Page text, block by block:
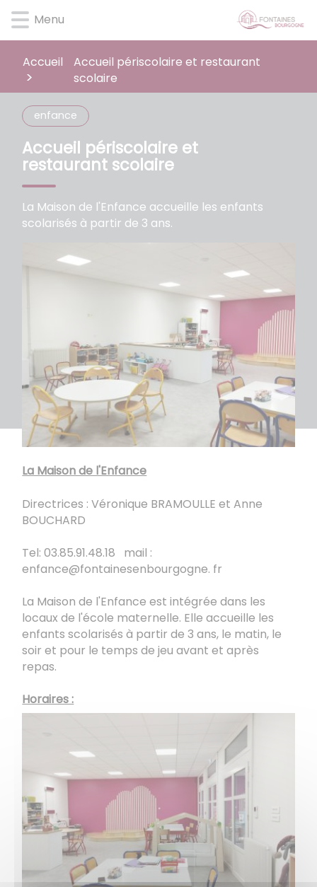
Lien
d'accès
rapide
menu
Lien
d'accès
rapide
contenu
principal
Lien
d'accès
rapide
recherche
Lien
d'accès
rapide
de
page
Menu
Accueil
Accueil périscolaire et restaurant
scolaire
enfance
Accueil périscolaire et
restaurant scolaire
La Maison de l'Enfance accueille les enfants
scolarisés à partir de 3 ans.
La Maison de l'Enfance
Directrices : Véronique BRAMOULLE et Anne
BOUCHARD
Tel: 03.85.91.48.18 mail :
enfance@fontainesenbourgogne. fr
La Maison de l'Enfance est intégrée dans les
locaux de l'école maternelle. Elle accueille les
enfants scolarisés à partir de 3 ans, le matin, le
soir et pour le temps de jeu avant et après
repas.
Horaires :